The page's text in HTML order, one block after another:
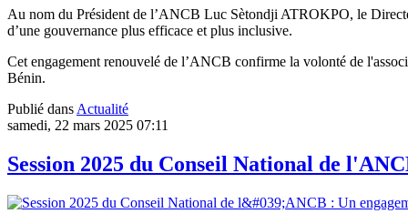
Au nom du Président de l’ANCB Luc Sètondji ATROKPO, le
d’une gouvernance plus efficace et plus inclusive.
Cet engagement renouvelé de l’ANCB confirme la volonté de
Bénin.
Publié dans Actualité
samedi, 22 mars 2025 07:11
Session 2025 du Conseil National de